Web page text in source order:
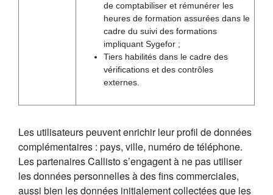
de comptabiliser et rémunérer les
heures de formation assurées dans le
cadre du suivi des formations
impliquant Sygefor ;
Tiers habilités dans le cadre des
vérifications et des contrôles
externes.
Les utilisateurs peuvent enrichir leur profil de données
complémentaires : pays, ville, numéro de téléphone.
Les partenaires Callisto s’engagent à ne pas utiliser
les données personnelles à des fins commerciales,
aussi bien les données initialement collectées que les